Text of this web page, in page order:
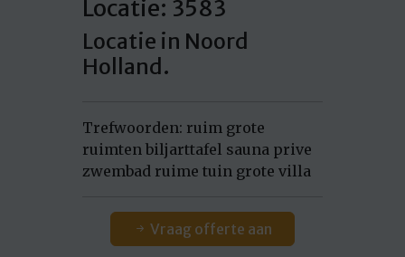
Locatie: 3583
Locatie in Noord
Holland.
Trefwoorden: ruim grote
ruimten biljarttafel sauna prive
zwembad ruime tuin grote villa
Vraag offerte aan